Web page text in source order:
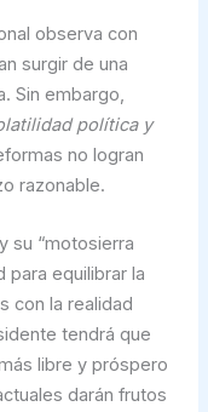
observa con
surgir de una
Sin embargo,
política y
no logran
razonable.
su “motosierra
para equilibrar la
con la realidad
tendrá que
libre y próspero
darán frutos